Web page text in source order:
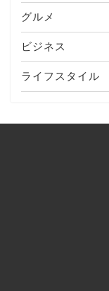
グルメ
ビジネス
ライフスタイル